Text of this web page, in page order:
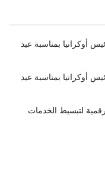
أوكرانيا بمناسبة عيد
أوكرانيا بمناسبة عيد
رقمية لتبسيط الخدمات